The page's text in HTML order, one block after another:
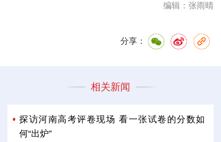
编辑：张雨晴
分享：
相关新闻
探访河南高考评卷现场 看一张试卷的分数如
何“出炉”